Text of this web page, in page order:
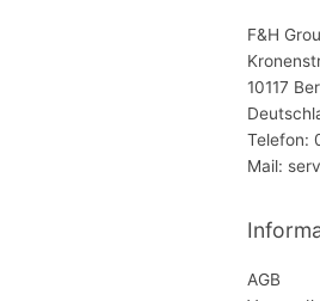
F&H
10117
Telefon:
Mail:
AGB